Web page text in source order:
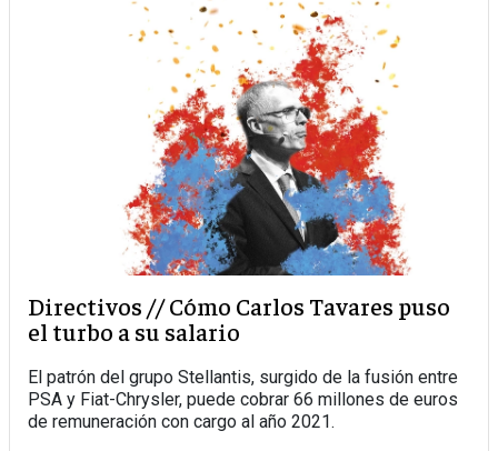
Directivos // Cómo Carlos Tavares puso
el turbo a su salario
El patrón del grupo Stellantis, surgido de la fusión entre
PSA y Fiat-Chrysler, puede cobrar 66 millones de euros
de remuneración con cargo al año 2021.